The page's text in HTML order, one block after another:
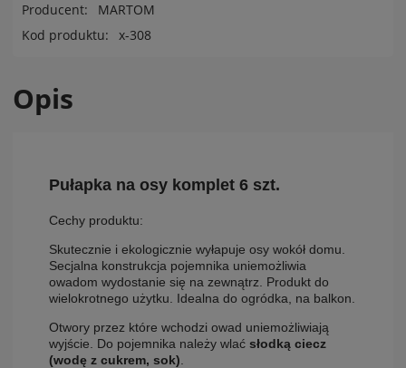
Producent:
MARTOM
Kod produktu:
x-308
Opis
Pułapka na osy komplet 6 szt.
Cechy produktu:
Skutecznie i ekologicznie wyłapuje osy wokół domu.
Secjalna konstrukcja pojemnika uniemożliwia
owadom wydostanie się na zewnątrz. Produkt do
wielokrotnego użytku. Idealna do ogródka, na balkon.
Otwory przez które wchodzi owad uniemożliwiają
wyjście. Do pojemnika należy wlać słodką ciecz
(wodę z cukrem, sok)